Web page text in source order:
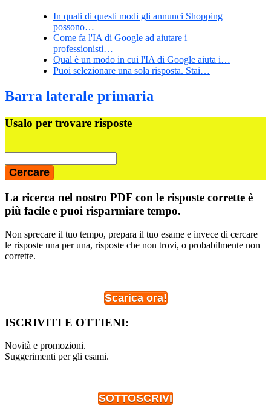
In quali di questi modi gli annunci Shopping
possono…
Come fa l'IA di Google ad aiutare i
professionisti…
Qual è un modo in cui l'IA di Google aiuta i…
Puoi selezionare una sola risposta. Stai…
Barra laterale primaria
Usalo per trovare risposte
La ricerca nel nostro PDF con le risposte corrette è
più facile e puoi risparmiare tempo.
Non sprecare il tuo tempo, prepara il tuo esame e invece di cercare
le risposte una per una, risposte che non trovi, o probabilmente non
corrette.
Scarica ora!
ISCRIVITI E OTTIENI:
Novità e promozioni.
Suggerimenti per gli esami.
SOTTOSCRIVI